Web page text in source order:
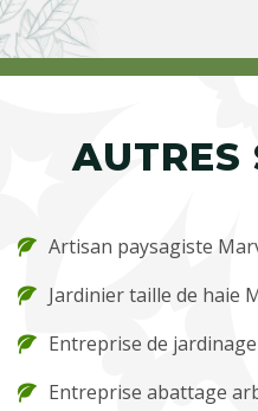
AUTRES
Artisan paysagiste
Jardinier taille de haie
Entreprise de
Entreprise abattage